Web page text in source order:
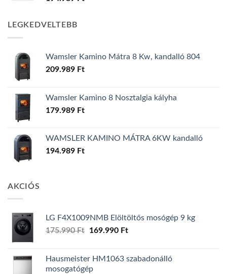
LEGKEDVELTEBB
Wamsler Kamino Mátra 8 Kw, kandalló 804
209.989 Ft
Wamsler Kamino 8 Nosztalgia kályha
179.989 Ft
WAMSLER KAMINO MÁTRA 6KW kandalló
194.989 Ft
AKCIÓS
LG F4X1009NMB Elöltöltős mosógép 9 kg
175.990Ft
Original
175.990 Ft.
169.990 FtCurrent
169.990 Ft.
Hausmeister HM1063 szabadonálló
mosogatógép